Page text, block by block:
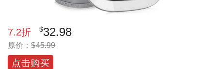
7.2折 $32.98
原价：$45.99
点击购买